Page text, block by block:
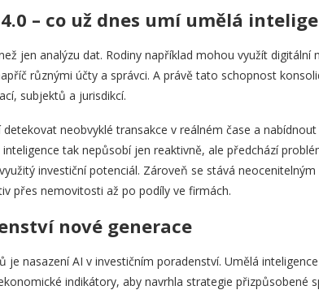
– co už dnes umí umělá
jen analýzu dat. Rodiny například mohou využít
různými účty a správci. A právě tato schopnost
subjektů a jurisdikcí.
neobvyklé transakce v reálném čase a
tak nepůsobí jen reaktivně, ale předchází
investiční potenciál. Zároveň se stává
přes nemovitosti až po podíly ve firmách.
nové generace
je nasazení AI v investičním poradenství. Umělá
indikátory, aby navrhla strategie přizpůsobené